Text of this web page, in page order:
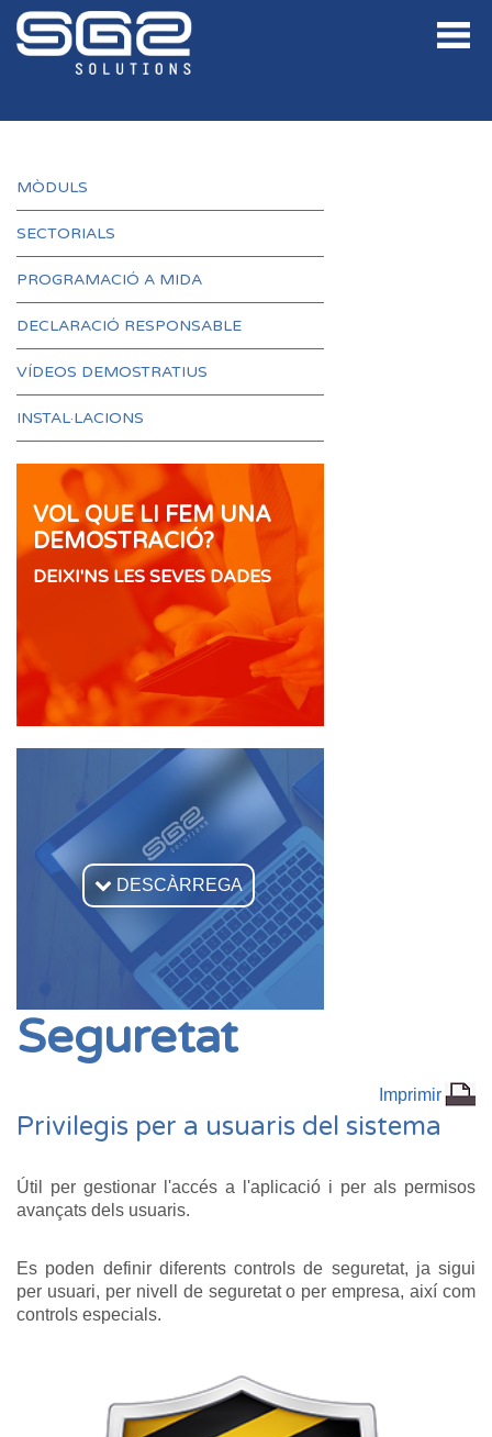
MÒDULS
SECTORIALS
PROGRAMACIÓ A MIDA
DECLARACIÓ RESPONSABLE
VÍDEOS DEMOSTRATIUS
INSTAL·LACIONS
VOL QUE LI FEM UNA
DEMOSTRACIÓ?
DEIXI'NS LES SEVES DADES
 DESCÀRREGA
Seguretat
Imprimir
Privilegis per a usuaris del sistema
Útil per gestionar l'accés a l'aplicació i per als permisos
avançats dels usuaris.
Es poden definir diferents controls de seguretat, ja sigui
per usuari, per nivell de seguretat o per empresa, així com
controls especials.